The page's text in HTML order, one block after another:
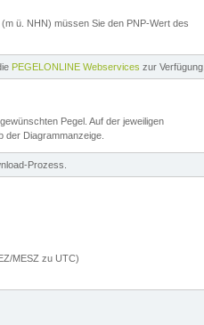
(m ü. NHN) müssen Sie den PNP-Wert des
PEGELONLINE Webservices zur Verfügung.
Pegel. Auf der jeweiligen
der Diagrammanzeige.
Prozess.
MESZ zu UTC)